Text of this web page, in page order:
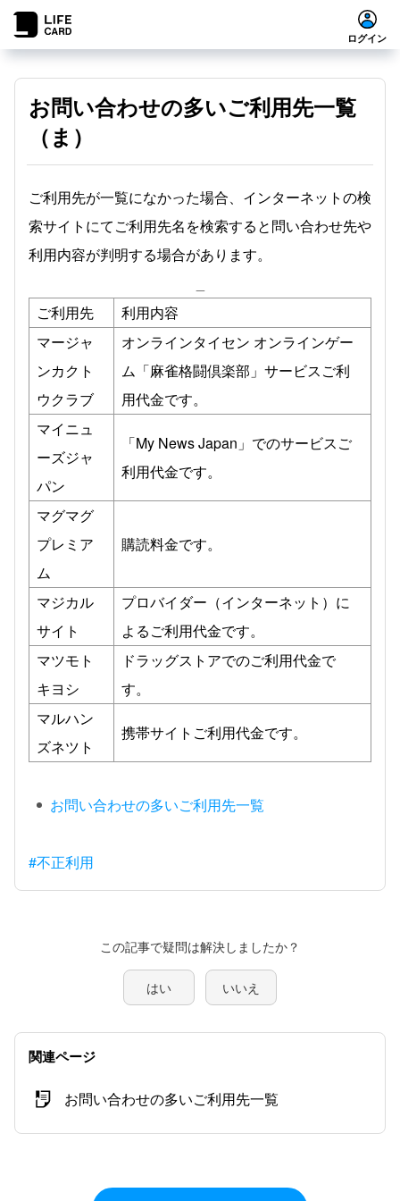
ログイン
お問い合わせの多いご利用先一覧
（ま）
ご利用先が一覧になかった場合、インターネットの検
索サイトにてご利用先名を検索すると問い合わせ先や
利用内容が判明する場合があります。
ご利用先
利用内容
マージャ
ンカクト
ウクラブ
オンラインタイセン オンラインゲー
ム「麻雀格闘倶楽部」サービスご利
用代金です。
マイニュ
ーズジャ
パン
「My News Japan」でのサービスご
利用代金です。
マグマグ
プレミア
ム
購読料金です。
マジカル
サイト
プロバイダー（インターネット）に
よるご利用代金です。
マツモト
キヨシ
ドラッグストアでのご利用代金で
す。
マルハン
ズネツト
携帯サイトご利用代金です。
お問い合わせの多いご利用先一覧
#不正利用
この記事で疑問は解決しましたか？
はい いいえ
関連ページ
お問い合わせの多いご利用先一覧